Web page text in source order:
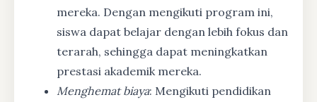
mereka. Dengan mengikuti program ini,
siswa dapat belajar dengan lebih fokus dan
terarah, sehingga dapat meningkatkan
prestasi akademik mereka.
Menghemat biaya: Mengikuti pendidikan